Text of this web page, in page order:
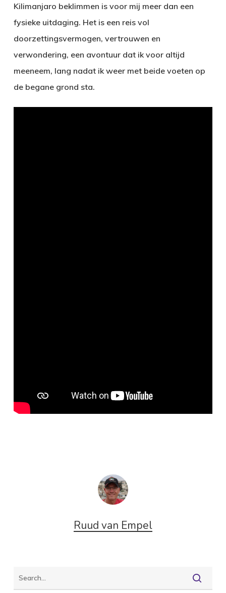
Kilimanjaro beklimmen is voor mij meer dan een
fysieke uitdaging. Het is een reis vol
doorzettingsvermogen, vertrouwen en
verwondering, een avontuur dat ik voor altijd
meeneem, lang nadat ik weer met beide voeten op
de begane grond sta.
Ruud van Empel